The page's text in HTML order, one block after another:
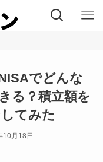
でどんな
る？積立額を
てみた
10月18日